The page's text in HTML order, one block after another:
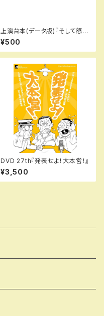
上演台本(データ版)『そして怒濤
の伏線回収』
¥500
DVD 27th『発表せよ！大本営！』
¥3,500